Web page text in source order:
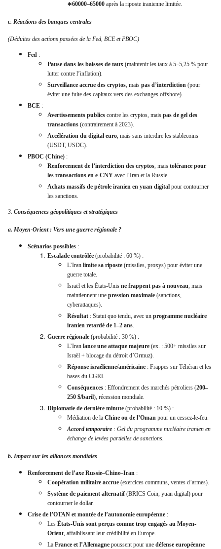
∗60000–65000 après la riposte iranienne limitée.
c. Réactions des banques centrales
(Déduites des actions passées de la Fed, BCE et PBOC)
Fed :
Pause dans les baisses de taux (maintenir les taux à 5–5,25 % pour
lutter contre l’inflation).
Surveillance accrue des cryptos , mais pas d’interdiction (pour
éviter une fuite des capitaux vers des exchanges offshore).
BCE :
Avertissements publics contre les cryptos, mais pas de gel des
transactions (contrairement à 2023).
Accélération du digital euro , mais sans interdire les stablecoins
(USDT, USDC).
PBOC (Chine) :
Renforcement de l’interdiction des cryptos , mais tolérance pour
les transactions en e-CNY avec l’Iran et la Russie.
Achats massifs de pétrole iranien en yuan digital pour contourner
les sanctions.
3. Conséquences géopolitiques et stratégiques
a. Moyen-Orient : Vers une guerre régionale ?
Scénarios possibles :
Escalade contrôlée (probabilité : 60 %) :
L’Iran limite sa riposte (missiles, proxys) pour éviter une
guerre totale.
Israël et les États-Unis ne frappent pas à nouveau, mais
maintiennent une pression maximale (sanctions,
cyberattaques).
Résultat : Statut quo tendu, avec un programme nucléaire
iranien retardé de 1–2 ans.
Guerre régionale (probabilité : 30 %) :
L’Iran lance une attaque majeure (ex. : 500+ missiles sur
Israël + blocage du détroit d’Ormuz).
Réponse israélienne/américaine : Frappes sur Téhéran et les
bases du CGRI.
Conséquences : Effondrement des marchés pétroliers (200–
250 $/baril), récession mondiale.
Diplomatie de dernière minute (probabilité : 10 %) :
Médiation de la Chine ou de l’Oman pour un cessez-le-feu.
Accord temporaire : Gel du programme nucléaire iranien en
échange de levées partielles de sanctions.
b. Impact sur les alliances mondiales
Renforcement de l’axe Russie–Chine–Iran :
Coopération militaire accrue (exercices communs, ventes d’armes).
Système de paiement alternatif (BRICS Coin, yuan digital) pour
contourner le dollar.
Crise de l’OTAN et montée de l’autonomie européenne :
Les États-Unis sont perçus comme trop engagés au Moyen-
Orient, affaiblissant leur crédibilité en Europe.
La France et l’Allemagne poussent pour une défense européenne